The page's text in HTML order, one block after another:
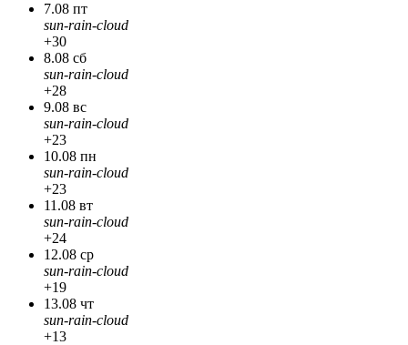
7.08 пт
sun-rain-cloud
+30
8.08 сб
sun-rain-cloud
+28
9.08 вс
sun-rain-cloud
+23
10.08 пн
sun-rain-cloud
+23
11.08 вт
sun-rain-cloud
+24
12.08 ср
sun-rain-cloud
+19
13.08 чт
sun-rain-cloud
+13